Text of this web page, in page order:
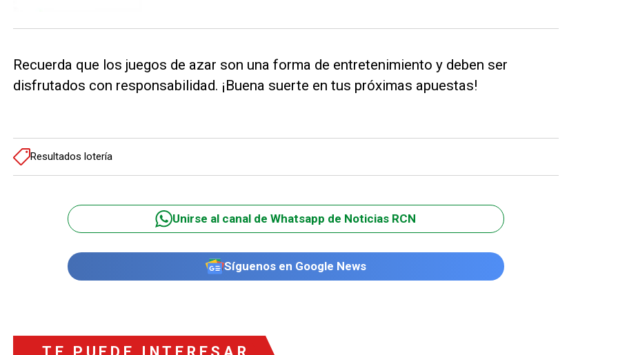
Recuerda que los juegos de azar son una forma de entretenimiento y deben ser
disfrutados con responsabilidad. ¡Buena suerte en tus próximas apuestas!
Resultados lotería
Unirse al canal de Whatsapp de Noticias RCN
Síguenos en Google News